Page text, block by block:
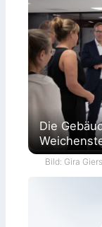
Die
Bild: Gira